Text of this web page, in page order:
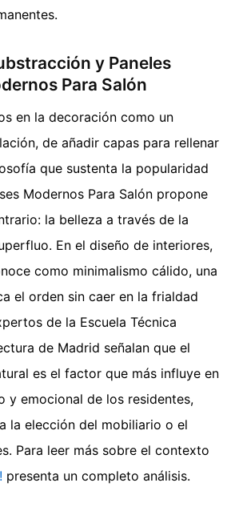
y Paneles
Para Salón
en la decoración como un
de añadir capas para rellenar
que sustenta la popularidad
Modernos Para Salón propone
la belleza a través de la
En el diseño de interiores,
como minimalismo cálido, una
el orden sin caer en la frialdad
de la Escuela Técnica
de Madrid señalan que el
es el factor que más influye en
y emocional de los residentes,
la elección del mobiliario o el
Para leer más sobre el contexto
presenta un completo análisis.